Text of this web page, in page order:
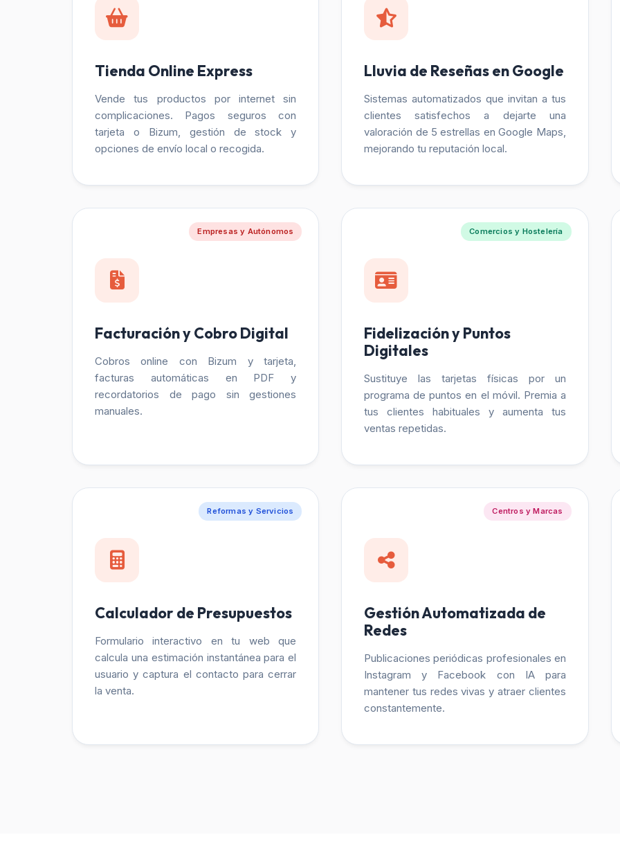
Tienda Online Express
Vende tus productos por internet sin
complicaciones. Pagos seguros con
tarjeta o Bizum, gestión de stock y
opciones de envío local o recogida.
Lluvia de Reseñas en Google
Sistemas automatizados que invitan a tus
clientes satisfechos a dejarte una
valoración de 5 estrellas en Google Maps,
mejorando tu reputación local.
Empresas y Autónomos
Facturación y Cobro Digital
Cobros online con Bizum y tarjeta,
facturas automáticas en PDF y
recordatorios de pago sin gestiones
manuales.
Comercios y Hostelería
Fidelización y Puntos
Digitales
Sustituye las tarjetas físicas por un
programa de puntos en el móvil. Premia a
tus clientes habituales y aumenta tus
ventas repetidas.
Reformas y Servicios
Calculador de Presupuestos
Formulario interactivo en tu web que
calcula una estimación instantánea para el
usuario y captura el contacto para cerrar
la venta.
Centros y Marcas
Gestión Automatizada de
Redes
Publicaciones periódicas profesionales en
Instagram y Facebook con IA para
mantener tus redes vivas y atraer clientes
constantemente.